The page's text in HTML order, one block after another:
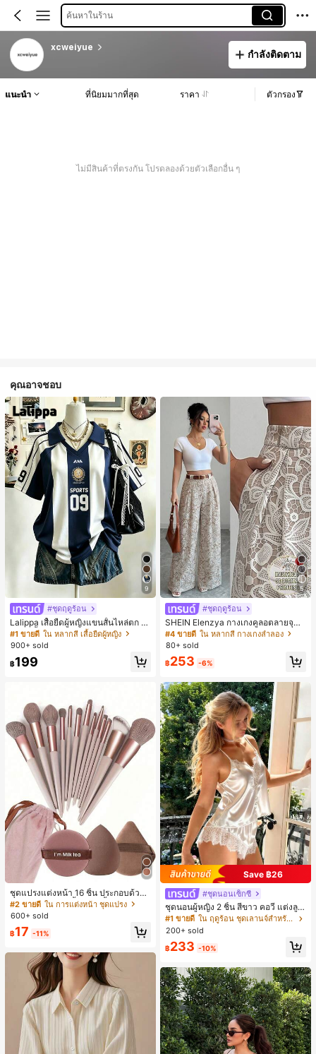
ค้นหาในร้าน
xcweiyue
กำลังติดตาม
แนะนำ ที่นิยมมากที่สุด ราคา ตัวกรอง
ไม่มีสินค้าที่ตรงกัน โปรดลองด้วยตัวเลือกอื่น ๆ
คุณอาจชอบ
9
#ชุดฤดูร้อน
Lalippa เสื้อยืดผู้หญิงแขนสั้นไหล่ตก ค
อวีปกเสื้อ ลายพิมพ์ดิจิทัลลายทาง สไตล์
สปอร์ตแฟชั่นมินิมอล ของขวัญสำหรับเ
พื่อน
#1 ขายดี ใน หลากสี เสื้อยืดผู้หญิง
900+ sold
฿199
ชุดแปรงแต่งหน้า 16 ชิ้น ประกอบด้วยแ
ปรงแต่งหน้า 13 ชิ้น, ฟองน้ำแต่งหน้ารู
ปหยดน้ำ 1 ชิ้น, แปรงแป้งรองพื้นกลม 1
ชิ้น และฟองน้ำแต่งหน้ารูปสามเหลี่ยม
1 ชิ้น - ชุดคลาสสิก ทำจากขนสังเคราะ
ห์นุ่มและเป็นมิตรต่อผิว เหมาะสำหรับผู้
หญิงและเด็กผู้หญิง เหมาะสำหรับฤดูใบ
ไม้ร่วงและฤดูหนาว
#2 ขายดี ใน การแต่งหน้า ชุดแปรง
600+ sold
฿17 -11%
5
#ชุดฤดูร้อน
SHEIN Elenzya กางเกงคูลอตลายจุดเ
อวสูงแบบใหม่สำหรับฤดูใบไม้ผลิ/ฤดูร้อ
น, สไตล์หรูหราเหมาะสำหรับใส่ในชีวิต
ประจำวันและทำงาน, ให้ความรู้สึกวินเ
ทจสำหรับฤดูรับปริญญา, เทศกาลดนตร
ี, การแข่งม้าดาร์บี้, วันประกาศอิสรภาพ
#4 ขายดี ใน หลากสี กางเกงลำลอง
80+ sold
฿253 -6%
Save ฿26
#ชุดนอนเซ็กซี่
ชุดนอนผู้หญิง 2 ชิ้น สีขาว คอวี แต่งลูก
ไม้แบบแพตช์เวิร์ก ชุดนอนใส่ในบ้าน
สำหรับเธอ
#1 ขายดี
ใน ฤดูร้อน ชุดเลานจ์สำหรับผู้หญิง
200+ sold
฿233 -10%